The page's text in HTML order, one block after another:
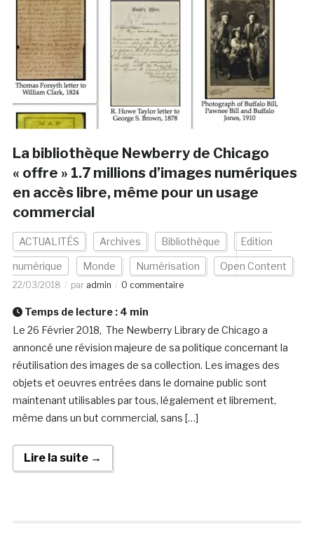
La bibliothèque Newberry de Chicago
« offre » 1.7 millions d’images numériques
en accès libre, même pour un usage
commercial
ACTUALITÉS Archives Bibliothèque Edition
numérique Monde Numérisation Open Content
22/03/2018 par admin 0 commentaire
Temps de lecture : 4 min
Le 26 Février 2018, The Newberry Library de Chicago a
annoncé une révision majeure de sa politique concernant la
réutilisation des images de sa collection. Les images des
objets et oeuvres entrées dans le domaine public sont
maintenant utilisables par tous, légalement et librement,
même dans un but commercial, sans […]
Lire la suite →